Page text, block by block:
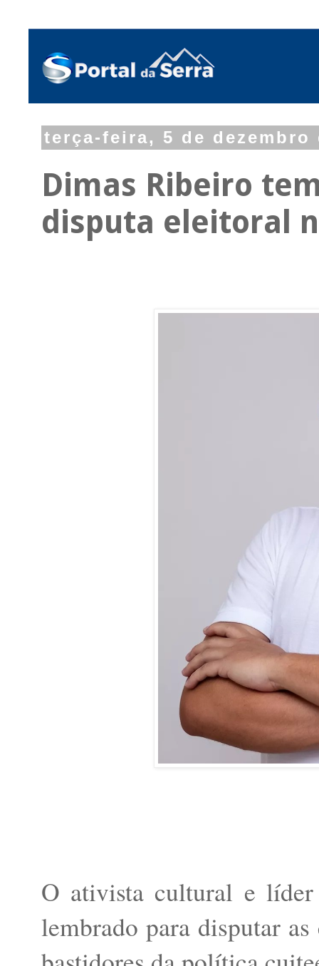
terça-feira, 5 de dezembro
Dimas Ribeiro
disputa eleitoral
O ativista cultural e
lembrado para disputar